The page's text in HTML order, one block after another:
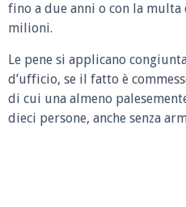
fino a due anni o con la
milioni.
Le pene si applicano
d’ufficio, se il fatto è
di cui una almeno
dieci persone, anche senza